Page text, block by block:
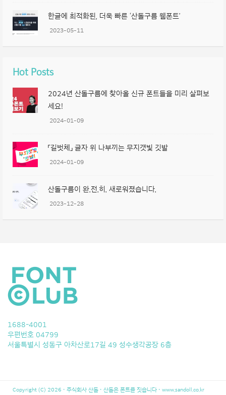
한글에 최적화된, 더욱 빠른 ‘산돌구름 웹폰트’
2023-05-11
Hot Posts
2024년 산돌구름에 찾아올 신규 폰트들을 미리 살펴보
세요!
2024-01-09
「길벗체」 글자 위 나부끼는 무지갯빛 깃발
2024-01-09
산돌구름이 완.전.히. 새로워졌습니다.
2023-12-28
1688-4001
우편번호 04799
서울특별시 성동구 아차산로17길 49 성수생각공장 6층
Copyright (C) 2026 · 주식회사 산돌 · 산돌은 폰트를 짓습니다 · www.sandoll.co.kr